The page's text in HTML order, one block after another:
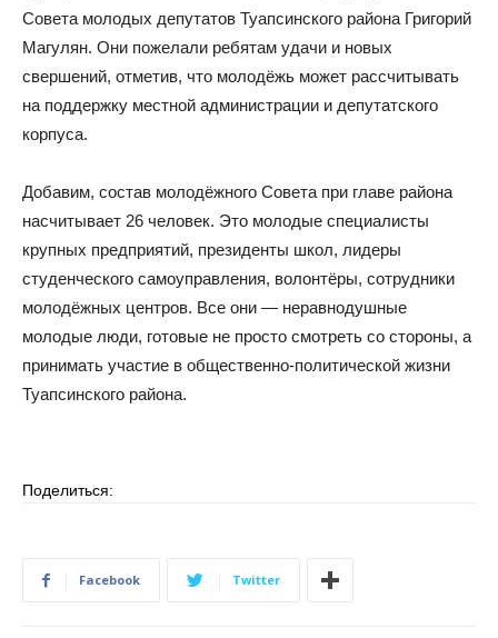
Совета молодых депутатов Туапсинского района Григорий
Магулян. Они пожелали ребятам удачи и новых
свершений, отметив, что молодёжь может рассчитывать
на поддержку местной администрации и депутатского
корпуса.
Добавим, состав молодёжного Совета при главе района
насчитывает 26 человек. Это молодые специалисты
крупных предприятий, президенты школ, лидеры
студенческого самоуправления, волонтёры, сотрудники
молодёжных центров. Все они — неравнодушные
молодые люди, готовые не просто смотреть со стороны, а
принимать участие в общественно-политической жизни
Туапсинского района.
Поделиться:
Facebook Twitter